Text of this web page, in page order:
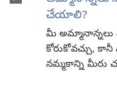
చేయాలి?
మీ అమ్మానాన్నలు
కోరుకోవచ్చు, కానీ
నమ్మకాన్ని మీరు